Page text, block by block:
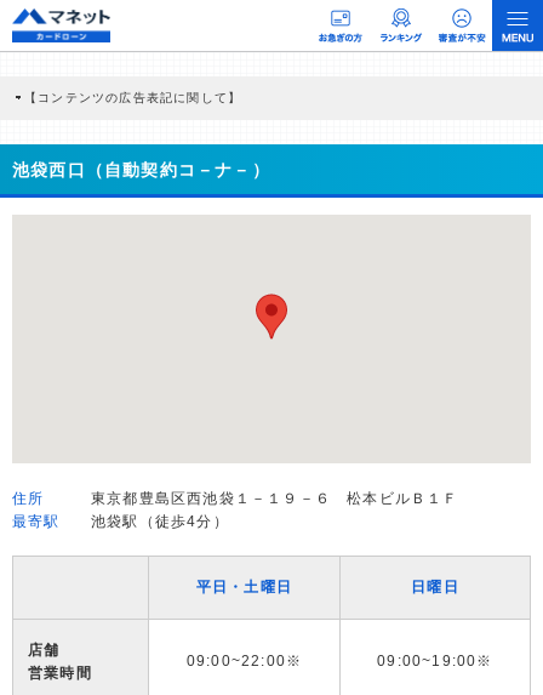
【コンテンツの広告表記に関して】
商品を根拠なくPRするものではなく、当編集部の調査／ユーザーへの口コミ収集な
どに基づき、公平性を担保した情報提供を行っています。
>提携企業一覧
池袋西口（自動契約コ－ナ－）
住所
東京都豊島区西池袋１－１９－６ 松本ビルＢ１Ｆ
最寄駅
池袋駅（徒歩4分）
平日・土曜日 日曜日
店舗
営業時間
09:00~22:00※ 09:00~19:00※